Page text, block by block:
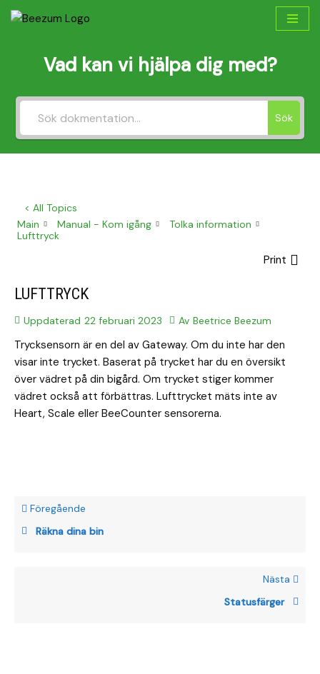
Vad kan vi hjälpa dig med?
Sök
< All Topics
Main
Manual - Kom igång
Tolka information
Lufttryck
Print
LUFTTRYCK
Uppdaterad 22 februari 2023 Av Beetrice Beezum
Trycksensorn är en del av Gateway. Om du inte har den
visar inte trycket. Baserat på trycket har du en översikt
över vädret på din bigård. Om trycket stiger kommer
vädret också att förbättras. Lufttrycket mäts inte av
Heart, Scale eller BeeCounter sensorerna.
Föregående
Räkna dina bin
Nästa
Statusfärger